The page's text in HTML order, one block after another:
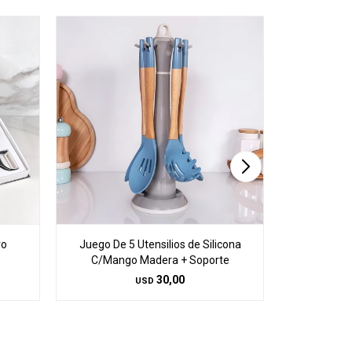
Juego De 5 Utensilios de Silicona
C/Mango Madera + Soporte
USD 30,00